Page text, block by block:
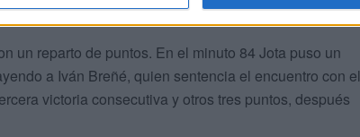
un reparto de puntos. En el minuto 84 Jota puso un
a Iván Breñé, quien sentencia el encuentro con el
victoria consecutiva y otros tres puntos, después